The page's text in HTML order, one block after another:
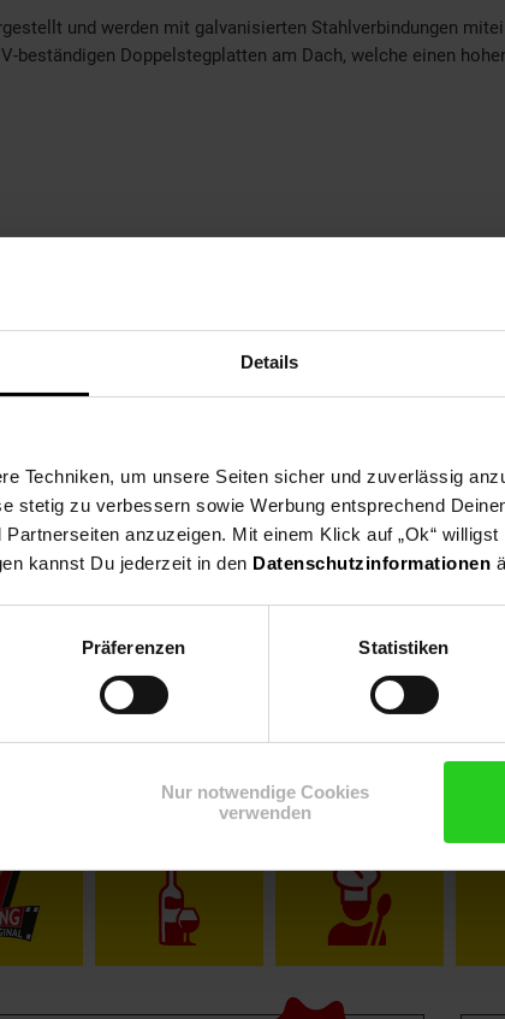
Details
Techniken, um unsere Seiten sicher und zuverlässig
stetig zu verbessern sowie Werbung entsprechend
anzuzeigen. Mit einem Klick auf „Ok“
kannst Du jederzeit in den Datenschutzinformationen
Präferenzen Statistiken
Nur notwendige Cookies
verwenden
und werden mit galvanisierten Stahlverbindungen
beständigen Doppelstegplatten am Dach, welche einen
wird telefonisch mit Ihnen vereinbart. Geben
Rezeptwelt